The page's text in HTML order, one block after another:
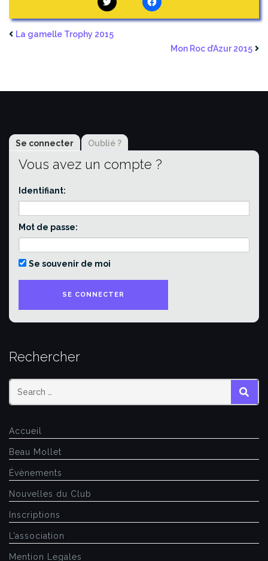
La gamelle Trophy 2015
Mon Roc d’Azur 2015
Se connecter Oublié ?
Vous avez un compte ?
Identifiant:
Mot de passe:
Se souvenir de moi
Rechercher
Accueil
Beau Mollet
Évènements
Nouvelles du Club
Inscriptions
L’association
Mention Legales